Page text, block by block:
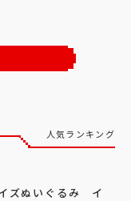
人気ランキング
ズぬいぐるみ イ